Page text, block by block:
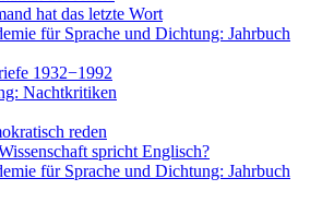
hat das letzte Wort
für Sprache und Dichtung: Jahrbuch
1932−1992
Nachtkritiken
reden
spricht Englisch?
für Sprache und Dichtung: Jahrbuch